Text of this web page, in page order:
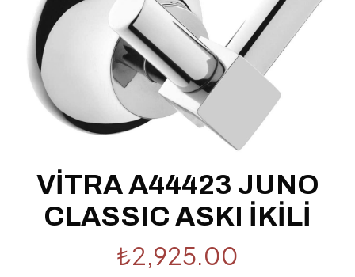
VİTRA A44423 JUNO
CLASSIC ASKI İKİLİ
₺2,925.00